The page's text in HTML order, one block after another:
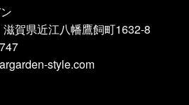
賀県近江八幡鷹飼町1632-8
style.com